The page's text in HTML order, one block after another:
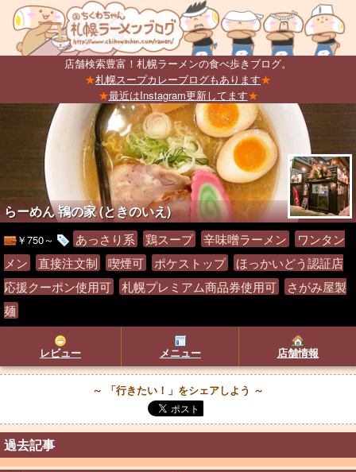
店舗検索豊富！札幌ラーメンの食べ歩きブログ。
★札幌スープカレーブログもあります★
★最近はInstagram更新してます★
らーめん 鴇の家 (ときのいえ)
￥750～ あっさり系 鶏スープ 辛味噌ラーメン
ワンタン
メン
直接注文制 喫煙可 ポケストップ
ほっかいどう認証店
応援クーポン使用可
札幌プレミアム商品券使用可
さがみ屋製
麺
レビュー メニュー 店舗情報
～ 「行きたい！」をシェアしよう ～
過去記事